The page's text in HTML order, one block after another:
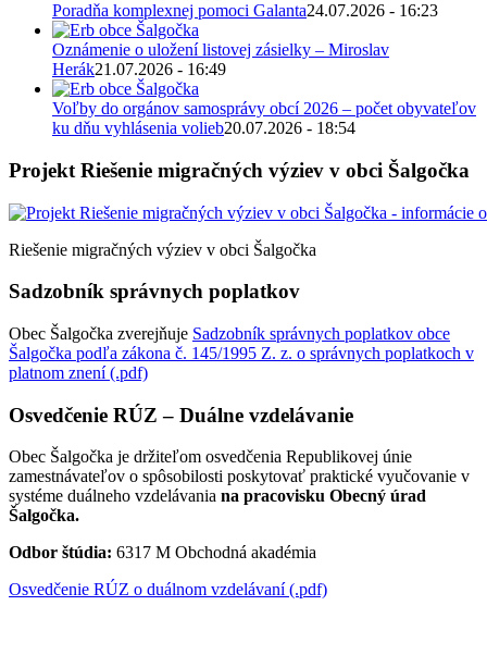
Poradňa komplexnej pomoci Galanta24.07.2026 - 16:23
Oznámenie o uložení listovej zásielky – Miroslav
Herák21.07.2026 - 16:49
Voľby do orgánov samosprávy obcí 2026 – počet obyvateľov
ku dňu vyhlásenia volieb20.07.2026 - 18:54
Projekt Riešenie migračných výziev v obci Šalgočka
Riešenie migračných výziev v obci Šalgočka
Sadzobník správnych poplatkov
Obec Šalgočka zverejňuje Sadzobník správnych poplatkov obce
Šalgočka podľa zákona č. 145/1995 Z. z. o správnych poplatkoch v
platnom znení (.pdf)
Osvedčenie RÚZ – Duálne vzdelávanie
Obec Šalgočka je držiteľom osvedčenia Republikovej únie
zamestnávateľov o spôsobilosti poskytovať praktické vyučovanie v
systéme duálneho vzdelávania na pracovisku Obecný úrad
Šalgočka.
Odbor štúdia: 6317 M Obchodná akadémia
Osvedčenie RÚZ o duálnom vzdelávaní (.pdf)